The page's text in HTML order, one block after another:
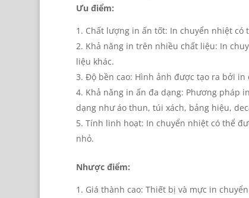
Ưu điểm:
Chất lượng in ấn tốt: In chuyển nhiệt có
Khả năng in trên nhiều chất liệu: In
liệu khác.
Độ bền cao: Hình ảnh được tạo ra bởi
Khả năng in ấn đa dạng: Phương pháp
dạng như áo thun, túi xách, bảng hiệu,
Tính linh hoạt: In chuyển nhiệt có thể
nhỏ.
Nhược điểm:
Giá thành cao: Thiết bị và mực in